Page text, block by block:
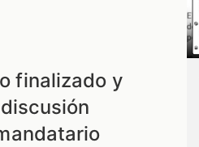
finalizado y